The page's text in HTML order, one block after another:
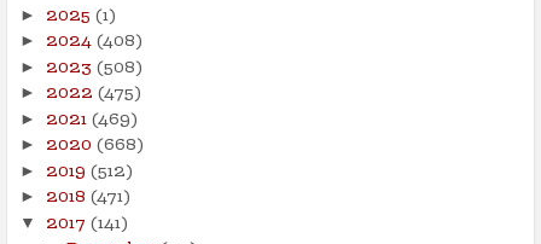
► 2025 (1)
► 2024(408)
► 2023 (508)
► 2022 (475)
► 2021(469)
► 2020 (668)
► 2019 (512)
► 2018 (471)
▼ 2017 (141)